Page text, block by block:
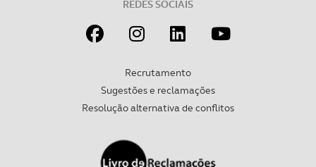
REDES SOCIAIS
Recrutamento
Sugestões e reclamações
Resolução alternativa de conflitos